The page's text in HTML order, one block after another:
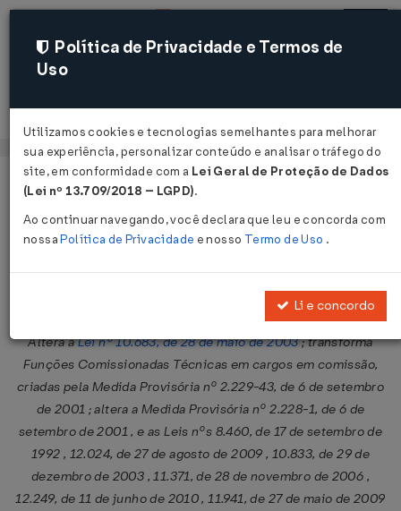
Acessar
Página Inicial Legislações
Lei nº 12.375 de 30/12/2010
Publicado no DOU em 31 dez 2010
Altera aLei nº 10.683, de 28 de maio de 2003; transforma
Funções Comissionadas Técnicas em cargos em comissão,
criadas pela Medida Provisória nº 2.229-43, de 6 de setembro
de 2001 ; altera a Medida Provisória nº 2.228-1, de 6 de
setembro de 2001 , e as Leis nºs 8.460, de 17 de setembro de
1992 , 12.024, de 27 de agosto de 2009 , 10.833, de 29 de
dezembro de 2003 , 11.371, de 28 de novembro de 2006 ,
12.249, de 11 de junho de 2010 , 11.941, de 27 de maio de 2009
Política de Privacidade e Termos de
Uso
Utilizamos cookies e tecnologias semelhantes para melhorar
sua experiência, personalizar conteúdo e analisar o tráfego do
site, em conformidade com a Lei Geral de Proteção de Dados
(Lei nº 13.709/2018 – LGPD).
Ao continuar navegando, você declara que leu e concorda com
nossaPolítica de Privacidade e nosso Termo de Uso .
Li e concordo